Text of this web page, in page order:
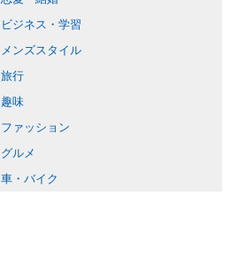
ビジネス・学習
メンズスタイル
旅行
趣味
ファッション
グルメ
車・バイク